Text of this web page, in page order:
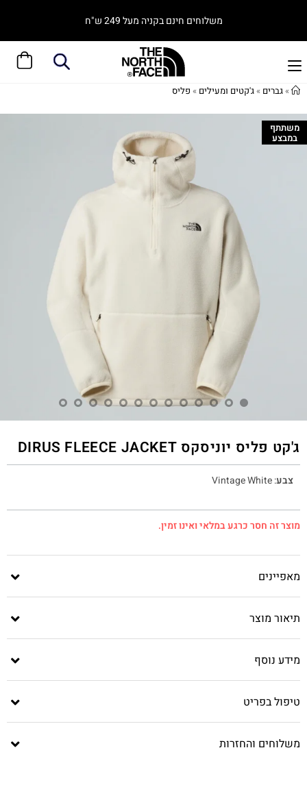
משלוחים חינם בקניה מעל 249 ש"ח
»גברים »ג'קטים ומעילים » פליס
משתתף
במבצע
ג'קט פליס יוניסקס DIRUS FLEECE JACKET
צבע:
Vintage White
מוצר זה חסר כרגע במלאי ואינו זמין.
מאפיינים
תיאור מוצר
מידע נוסף
טיפול בפריט
משלוחים והחזרות